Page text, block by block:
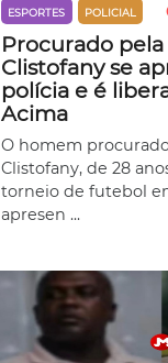
ESPORTES POLICIAL
Procurado
Clistofany se
polícia e é
Acima
O homem
Clistofany, de 28
torneio de futebol
apresen ...